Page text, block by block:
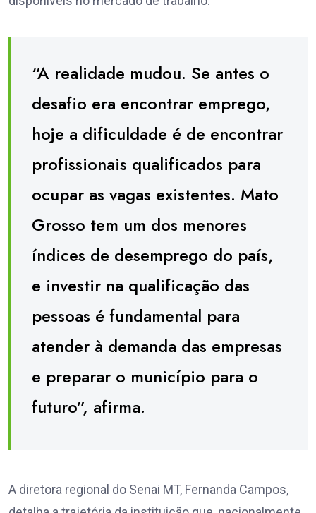
“A realidade mudou. Se antes o
desafio era encontrar emprego,
hoje a dificuldade é de encontrar
profissionais qualificados para
ocupar as vagas existentes. Mato
Grosso tem um dos menores
índices de desemprego do país,
e investir na qualificação das
pessoas é fundamental para
atender à demanda das empresas
e preparar o município para o
futuro”, afirma.
A diretora regional do Senai MT, Fernanda Campos,